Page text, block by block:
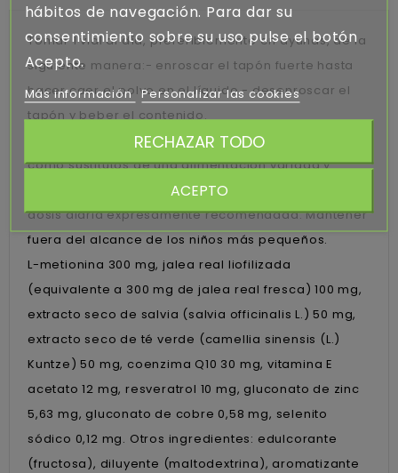
Tomar 1 vial al día, preferiblemente en ayunas, de la
siguiente manera:- enroscar el tapón fuerte hasta
hacer caer el polvo en el líquido.- desenroscar el
tapón y beber el contenido.
Los complementos alimenticios no deben utilizarse
como sustitutos de una alimentación variada y
equilibrada y un modo de vida sano. No superar la
dosis diaria expresamente recomendada. Mantener
fuera del alcance de los niños más pequeños.
L-metionina 300 mg, jalea real liofilizada
(equivalente a 300 mg de jalea real fresca) 100 mg,
extracto seco de salvia (salvia officinalis L.) 50 mg,
extracto seco de té verde (camellia sinensis (L.)
Kuntze) 50 mg, coenzima Q10 30 mg, vitamina E
acetato 12 mg, resveratrol 10 mg, gluconato de zinc
5,63 mg, gluconato de cobre 0,58 mg, selenito
sódico 0,12 mg. Otros ingredientes: edulcorante
(fructosa), diluyente (maltodextrina), aromatizante
hábitos de navegación. Para dar su
consentimiento sobre su uso pulse el botón
Acepto.
Más información Personalizar las cookies
RECHAZAR TODO
ACEPTO